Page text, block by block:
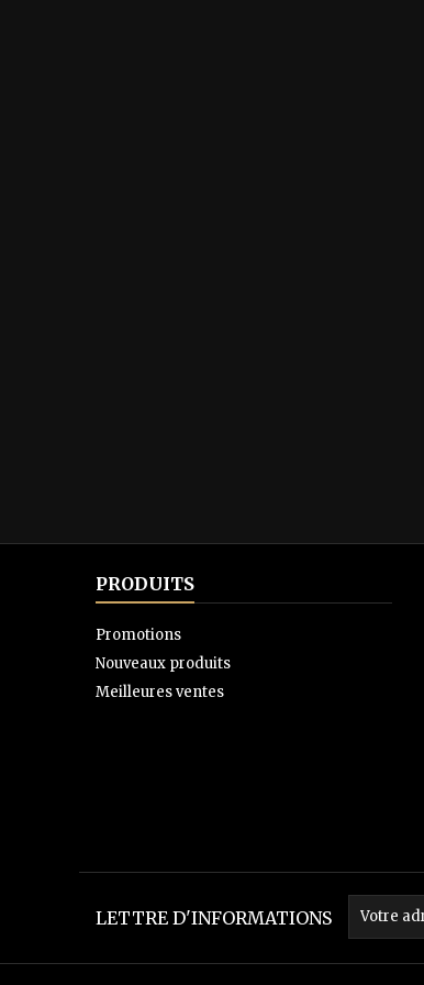
PRODUITS
Promotions
Nouveaux produits
Meilleures ventes
LETTRE D'INFORMATIONS